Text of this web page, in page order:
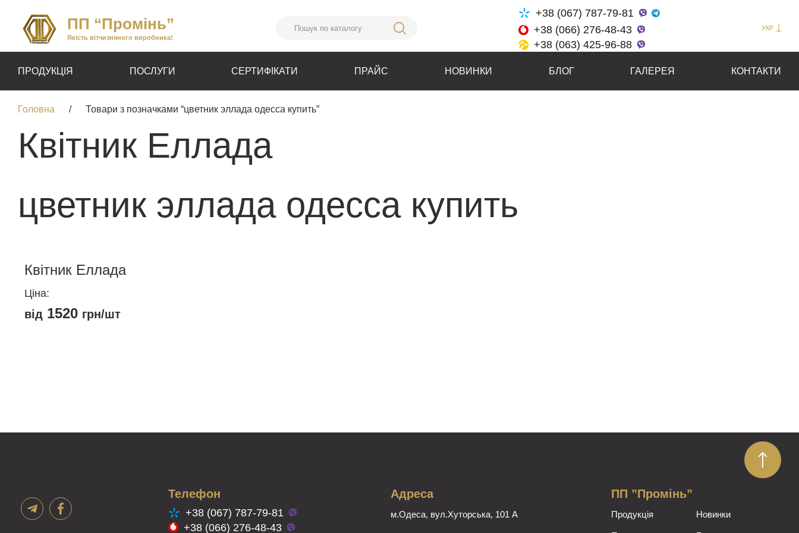
ПП “Промінь”
Якість вітчизняного виробника!
+38 (067) 787-79-81
+38 (066) 276-48-43
+38 (063) 425-96-88
УКР
ПРОДУКЦІЯ ПОСЛУГИ СЕРТИФІКАТИ ПРАЙС НОВИНКИ БЛОГ ГАЛЕРЕЯ КОНТАКТИ
Головна / Товари з позначками “цветник эллада одесса купить”
Квітник Еллада
цветник эллада одесса купить
Квітник Еллада
Ціна:
від 1520 грн/шт
Телефон
+38 (067) 787-79-81
+38 (066) 276-48-43
Адреса
м.Одеса, вул.Хуторська, 101 А
ПП ”Промінь”
Продукція Новинки